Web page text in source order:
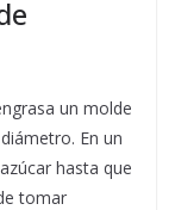
un molde
En un
hasta que
tomar